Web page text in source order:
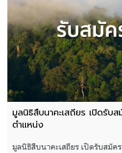
มูลนิธิสืบนาคะเสถียร เปิดรับ
ตำแหน่ง
มูลนิธิสืบนาคะเสถียร เปิดรับสมัค